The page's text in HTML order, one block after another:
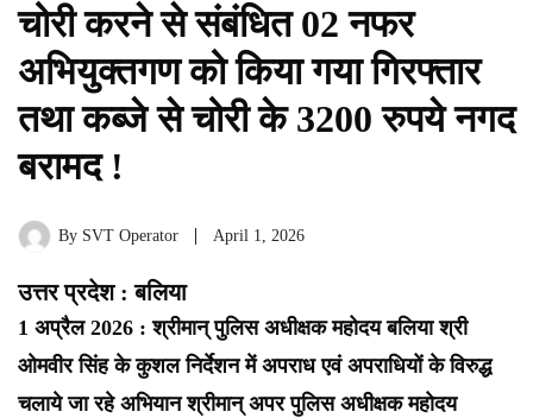
चोरी करने से संबंधित 02 नफर
अभियुक्तगण को किया गया गिरफ्तार
तथा कब्जे से चोरी के 3200 रुपये नगद
बरामद !
By SVT Operator April 1, 2026
उत्तर प्रदेश : बलिया
1 अप्रैल 2026 : श्रीमान् पुलिस अधीक्षक महोदय बलिया श्री
ओमवीर सिंह के कुशल निर्देशन में अपराध एवं अपराधियों के विरुद्ध
चलाये जा रहे अभियान श्रीमान् अपर पुलिस अधीक्षक महोदय